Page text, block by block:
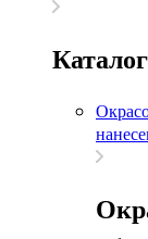
Каталог